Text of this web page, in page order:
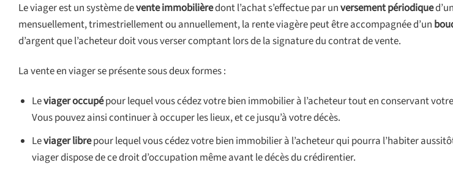
Le viager est un système devente immobilièredont l’achat s’effectue par unversement périodique
mensuellement, trimestriellement ou annuellement, la rente viagère peut être accompagnée d’un
d’argent que l’acheteur doit vous verser comptant lors de la signature du contrat de vente.
La vente en viager se présente sous deux formes :
Leviager occupépour lequel vous cédez votre bien immobilier à l’acheteur tout en conservant
Vous pouvez ainsi continuer à occuper les lieux, et ce jusqu’à votre décès.
Leviager librepour lequel vous cédez votre bien immobilier à l’acheteur qui pourra l’habiter
viager dispose de ce droit d’occupation même avant le décès du crédirentier.